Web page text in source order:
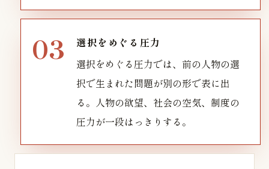
選択をめぐる圧力
選択をめぐる圧力では、前の人物の選
択で生まれた問題が別の形で表に出
る。人物の欲望、社会の空気、制度の
圧力が一段はっきりする。